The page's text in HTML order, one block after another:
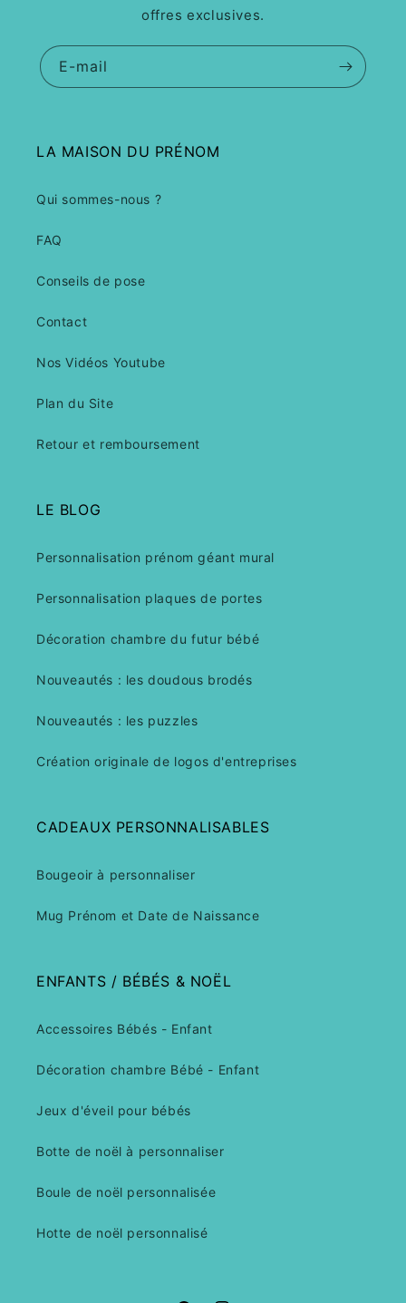
offres exclusives.
E-mail
LA MAISON DU PRÉNOM
Qui sommes-nous ?
FAQ
Conseils de pose
Contact
Nos Vidéos Youtube
Plan du Site
Retour et remboursement
LE BLOG
Personnalisation prénom géant mural
Personnalisation plaques de portes
Décoration chambre du futur bébé
Nouveautés : les doudous brodés
Nouveautés : les puzzles
Création originale de logos d'entreprises
CADEAUX PERSONNALISABLES
Bougeoir à personnaliser
Mug Prénom et Date de Naissance
ENFANTS / BÉBÉS & NOËL
Accessoires Bébés - Enfant
Décoration chambre Bébé - Enfant
Jeux d'éveil pour bébés
Botte de noël à personnaliser
Boule de noël personnalisée
Hotte de noël personnalisé